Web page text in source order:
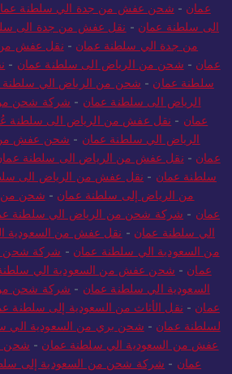
عمان - شحن عفش من جدة الي سلطنة
الى سلطنة عمان - نقل عفش من جدة الى
من جدة الي سلطنة عمان - نقل عفش من
عمان - شحن من الرياض الى سلطنة عمان -
سلطنة عمان - شحن من الرياض الي سلطنة
الرياض الى سلطنة عمان - شركة شحن
عمان - نقل عفش من الرياض الى سلطنة
الرياض الي سلطنة عمان - شحن عفش من
عمان - نقل عفش من الرياض الى سلطنة
سلطنة عمان - نقل عفش من الرياض الى
من الرياض إلى سلطنة عمان - شحن من
عمان - شركة شحن من الرياض الي سلطنة
الي سلطنة عمان - نقل عفش من السعودية
من السعودية الي سلطنة عمان - شركة شحن
عمان - شحن عفش من السعودية الي
السعودية الي سلطنة عمان - شركة شحن من
عمان - نقل الأثاث من السعودية إلى سلطنة
لسلطنة عمان - شحن بري من السعودية الي
عفش من السعودية الي سلطنة عمان - شحن
عمان - شركة شحن من السعودية إلى